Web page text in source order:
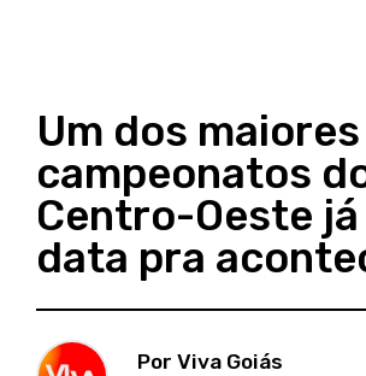
Um dos maiores
campeonatos
Centro-Oeste
data pra
Por Viva Goiás